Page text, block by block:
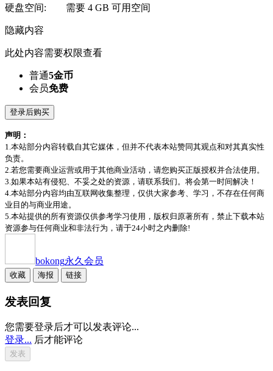
硬盘空间: 需要 4 GB 可用空间
隐藏内容
此处内容需要权限查看
普通5金币
会员免费
登录后购买
声明：
1.本站部分内容转载自其它媒体，但并不代表本站赞同其观点和对其真实性
负责。
2.若您需要商业运营或用于其他商业活动，请您购买正版授权并合法使用。
3.如果本站有侵犯、不妥之处的资源，请联系我们。将会第一时间解决！
4.本站部分内容均由互联网收集整理，仅供大家参考、学习，不存在任何商
业目的与商业用途。
5.本站提供的所有资源仅供参考学习使用，版权归原著所有，禁止下载本站
资源参与任何商业和非法行为，请于24小时之内删除!
bokong永久会员
收藏 海报 链接
发表回复
您需要登录后才可以发表评论...
登录... 后才能评论